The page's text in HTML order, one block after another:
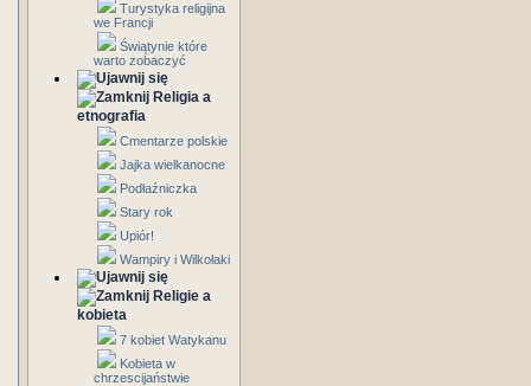
Turystyka religijna
we Francji
Świątynie które
warto zobaczyć
Religia a
etnografia
Cmentarze polskie
Jajka wielkanocne
Podłaźniczka
Stary rok
Upiór!
Wampiry i Wilkołaki
Religie a
kobieta
7 kobiet Watykanu
Kobieta w
chrzescijaństwie